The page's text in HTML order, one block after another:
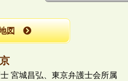
図
宮城昌弘、 東京弁護士会所属